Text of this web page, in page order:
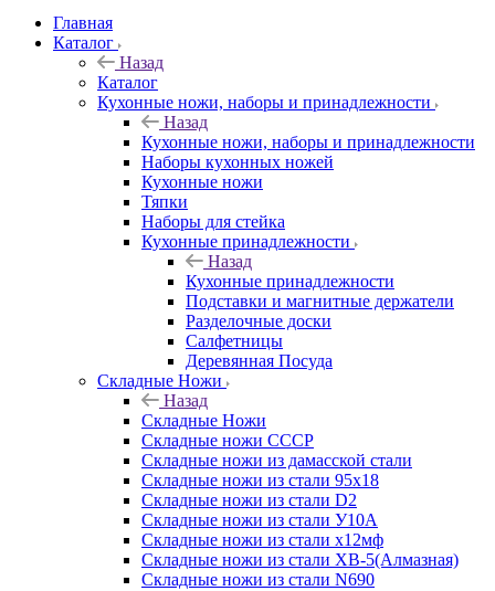
Главная
Каталог
Назад
Каталог
Кухонные ножи, наборы и принадлежности
Назад
Кухонные ножи, наборы и принадлежности
Наборы кухонных ножей
Кухонные ножи
Тяпки
Наборы для стейка
Кухонные принадлежности
Назад
Кухонные принадлежности
Подставки и магнитные держатели
Разделочные доски
Салфетницы
Деревянная Посуда
Складные Ножи
Назад
Складные Ножи
Cкладные ножи СССР
Складные ножи из дамасской стали
Складные ножи из стали 95х18
Складные ножи из стали D2
Складные ножи из стали У10А
Складные ножи из стали х12мф
Складные ножи из стали ХВ-5(Алмазная)
Складные ножи из стали N690